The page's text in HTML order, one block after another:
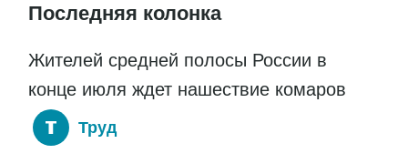
Последняя колонка
Жителей средней полосы России в
конце июля ждет нашествие комаров
Труд